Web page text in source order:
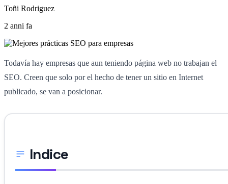
Toñi Rodriguez
2 anni fa
Todavía hay empresas que aun teniendo página web no trabajan el
SEO. Creen que solo por el hecho de tener un sitio en Internet
publicado, se van a posicionar.
Indice